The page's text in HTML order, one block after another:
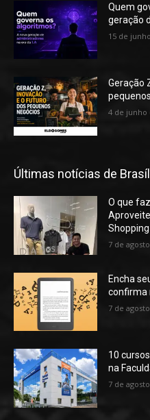
Quem
geração
15 de
Geração
4 de junho
Últimas notícias de
O que
Shopping
7 de
Encha
confirma
7 de
10
na
7 de